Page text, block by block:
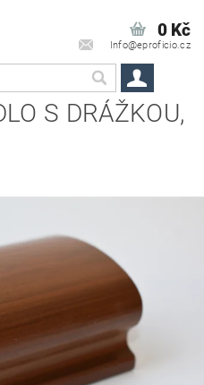
Info@eproficio.cz
0 Kč
S DRÁŽKOU,